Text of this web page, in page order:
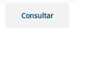
Consultar